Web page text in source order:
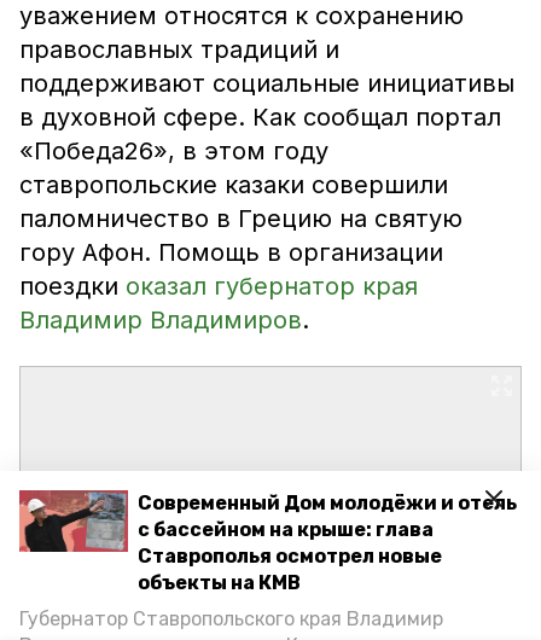
Современный Дом молодёжи и отель
с бассейном на крыше: глава
Ставрополья осмотрел новые
объекты на КМВ
Губернатор Ставропольского края Владимир
уважением относятся к сохранению
православных традиций и
поддерживают социальные инициативы
в духовной сфере. Как сообщал портал
«Победа26», в этом году
ставропольские казаки совершили
паломничество в Грецию на святую
гору Афон. Помощь в организации
поездки оказал губернатор края
Владимир Владимиров.